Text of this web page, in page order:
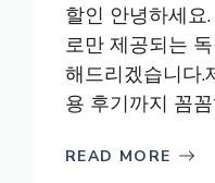
할인 안녕하세요
로만 제공되는
해드리겠습니다.
용 후기까지 꼼
READ MORE